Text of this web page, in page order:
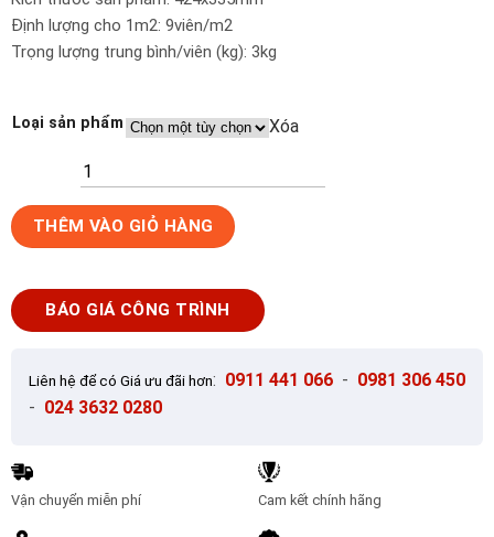
Định lượng cho 1m2: 9viên/m2
Trọng lượng trung bình/viên (kg): 3kg
Loại sản phẩm Xóa
Ngói
sóng
Bản
2
SHINKO
số
lượng
THÊM VÀO GIỎ HÀNG
BÁO GIÁ CÔNG TRÌNH
Liên hệ để có Giá ưu đãi hơn: 0911 441 066 - 0981 306 450
- 024 3632 0280
Vận chuyển miễn phí Cam kết chính hãng